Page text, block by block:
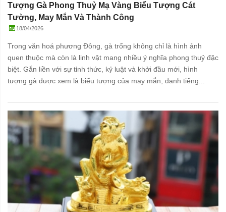
Tượng Gà Phong Thuỷ Mạ Vàng Biểu Tượng Cát
Tường, May Mắn Và Thành Công
18/04/2026
Trong văn hoá phương Đông, gà trống không chỉ là hình ảnh
quen thuộc mà còn là linh vật mang nhiều ý nghĩa phong thuỷ đặc
biệt. Gắn liền với sự tỉnh thức, kỷ luật và khởi đầu mới, hình
tượng gà được xem là biểu tượng của may mắn, danh tiếng...